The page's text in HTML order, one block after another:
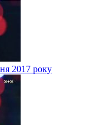
2017 року